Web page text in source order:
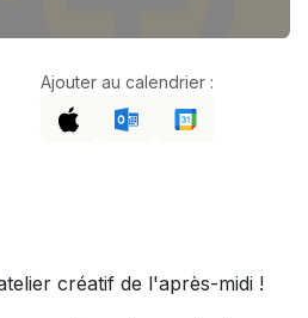
Ajouter au calendrier :
créatif de l'après-midi !